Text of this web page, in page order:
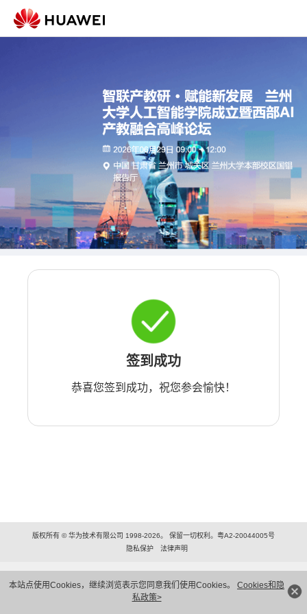
本站点使用Cookies，继续浏览表示您同意我们使用Cookies。 Cookies和隐
私政策>
签到成功
恭喜您签到成功，祝您参会愉快！
版权所有 © 华为技术有限公司 1998-2026。 保留一切权利。粤A2-20044005号
隐私保护
法律声明